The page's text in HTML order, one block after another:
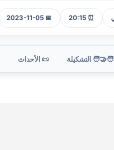
⏰ 20:15
📅 2023-11-05
🧑‍🤝‍🧑 التشكيلة 📜 الأحداث